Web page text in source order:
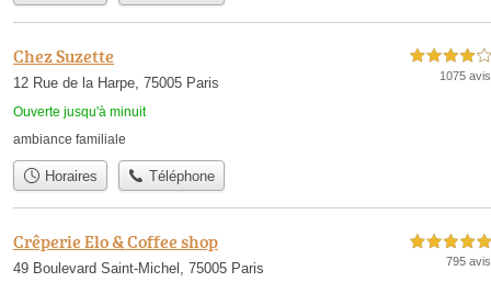
Chez Suzette
12 Rue de la Harpe, 75005 Paris
Ouverte jusqu'à minuit
4,0 étoiles sur 5
1075 avis
ambiance familiale
Horaires Téléphone
Crêperie Elo & Coffee shop
49 Boulevard Saint-Michel, 75005 Paris
5,0 étoiles sur 5
795 avis